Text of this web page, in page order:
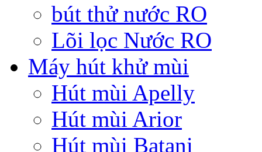
bút thử nước RO
Lõi lọc Nước RO
Máy hút khử mùi
Hút mùi Apelly
Hút mùi Arior
Hút mùi Batani